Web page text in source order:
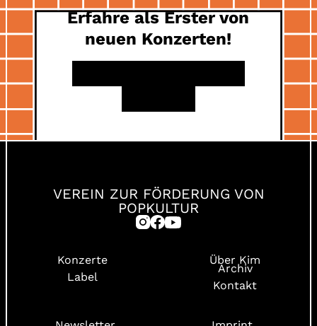
Erfahre als Erster von
neuen Konzerten!
Konzerte
Label
Über Kim
Archiv
Kontakt
VEREIN ZUR FÖRDERUNG VON
POPKULTUR